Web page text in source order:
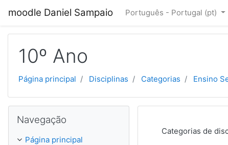
moodle Daniel Sampaio Português - Portugal ‎(pt)‎
10º Ano
Página principal Disciplinas Categorias Ensino
Categorias de
Navegação
Página principal